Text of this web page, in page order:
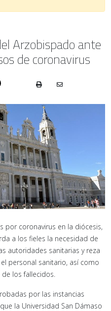
Arzobispado ante
de coronavirus
por coronavirus en la diócesis,
a los fieles la necesidad de
autoridades sanitarias y reza
personal sanitario, así como
los fallecidos.
por las instancias
la Universidad San Dámaso